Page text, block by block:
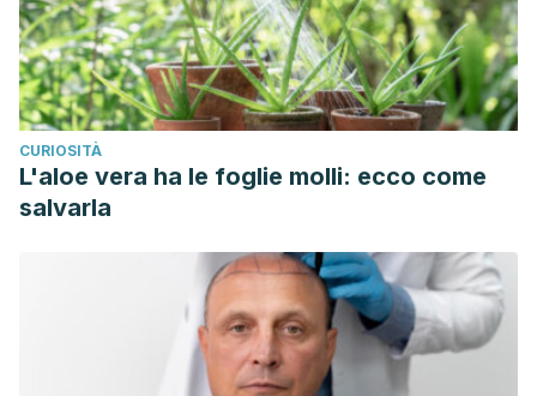
CURIOSITÀ
L'aloe vera ha le foglie molli: ecco come
salvarla